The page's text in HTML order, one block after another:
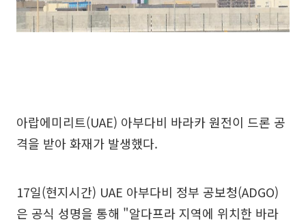
아랍에미리트(UAE) 아부다비 바라카 원전이 드론 공
격을 받아 화재가 발생했다.
17일(현지시간) UAE 아부다비 정부 공보청(ADGO)
은 공식 성명을 통해 "알다프라 지역에 위치한 바라